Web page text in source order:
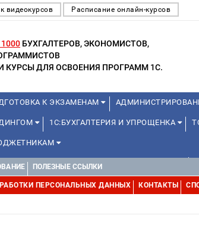
видеокурсов Расписание онлайн-курсов
БУХГАЛТЕРОВ, ЭКОНОМИСТОВ,
КУРСЫ ДЛЯ ОСВОЕНИЯ ПРОГРАММ 1С.
К ЭКЗАМЕНАМ
1С:БУХГАЛТЕРИЯ И УПРОЩЕНКА
ДЛЯ ПРЕПОДАВАТЕЛЕЙ ШКОЛЬНЫХ КУРСОВ
(ОТ 8 ДО 17 ЛЕТ) МИНИ-КУРСЫ
ПОЛЕЗНЫЕ ССЫЛКИ
ПЕРСОНАЛЬНЫХ ДАННЫХ КОНТАКТЫ